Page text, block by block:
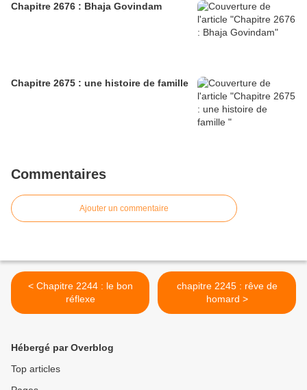
Chapitre 2676 : Bhaja Govindam
Chapitre 2675 : une histoire de famille
Commentaires
Ajouter un commentaire
< Chapitre 2244 : le bon
réflexe
chapitre 2245 : rêve de
homard >
Hébergé par Overblog
Top articles